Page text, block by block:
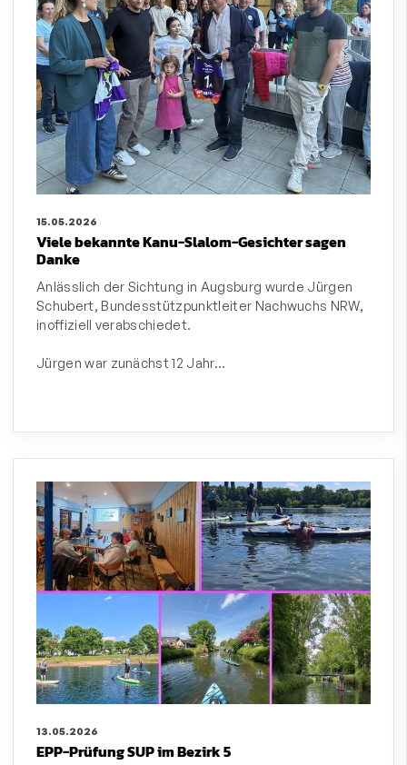
15.05.2026
Viele bekannte Kanu-Slalom-Gesichter sagen
Danke
Anlässlich der Sichtung in Augsburg wurde Jürgen
Schubert, Bundesstützpunktleiter Nachwuchs NRW,
inoffiziell verabschiedet.
Jürgen war zunächst 12 Jahr…
13.05.2026
EPP-Prüfung SUP im Bezirk 5